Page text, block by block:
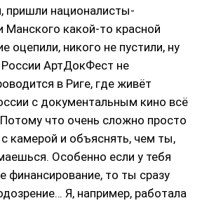
пришли националисты-
какой-то красной
оцепили, никого не пустили, ну
России АртДокФест не
в Риге, где живёт
с документальным кино всё
что очень сложно просто
камерой и объяснять, чем ты,
Особенно если у тебя
финансирование, то ты сразу
Я, например, работала